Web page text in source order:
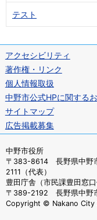
テスト
アクセシビリティ
著作権・リンク
個人情報取扱
中野市公式HPに関する
サイトマップ
広告掲載募集
中野市役所
〒383-8614 長野県中野
2111（代表）
豊田庁舎（市民課豊田窓口
〒389-2192 長野県中野
Copyright © Nakano City